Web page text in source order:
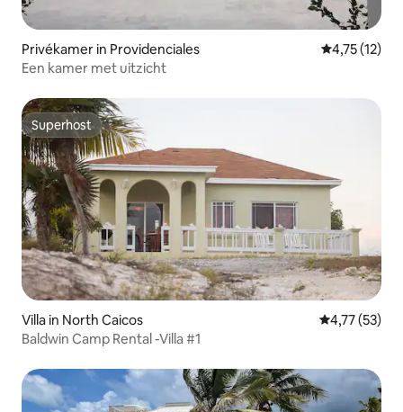
Privékamer in Providenciales Gemiddelde
4,75 (12)
Een kamer met uitzicht
Superhost
Superhost
Villa in North Caicos Gemiddelde
4,77 (53)
Baldwin Camp Rental -Villa #1